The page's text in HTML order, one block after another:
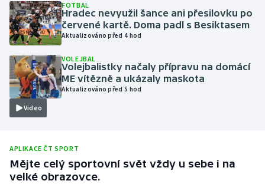
Olympijské hry
Plavání
Plážový volejbal
Rychlobruslení
FOTBAL
Hradec nevyužil šance ani přesilovku po
červené kartě. Doma padl s Besiktasem
Aktualizováno před 4 hod
Video
VOLEJBAL
Volejbalistky načaly přípravu na domácí
ME vítězně a ukázaly maskota
Aktualizováno před 5 hod
APLIKACE ČT SPORT
Mějte celý sportovní svět vždy u sebe i na
velké obrazovce.